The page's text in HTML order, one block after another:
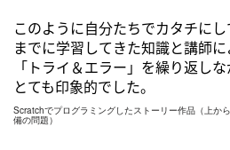
このように自分たちでカタチに
までに学習してきた知識と講師に
「トライ＆エラー」を繰り返し
とても印象的でした。
Scratchでプログラミングしたストーリー作品（上か
備の問題）